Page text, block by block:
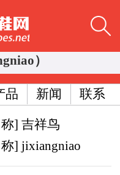
）
品 新闻 联系
] 吉祥鸟
] jixiangniao